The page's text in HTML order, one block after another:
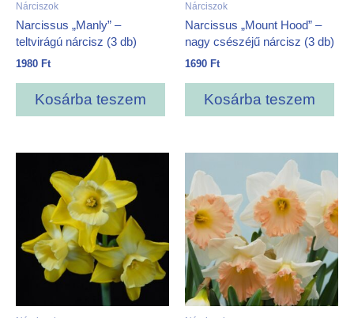
Nárciszok
Narcissus „Manly” –
teltvirágú nárcisz (3 db)
1980 Ft
Kosárba teszem
Nárciszok
Narcissus „Mount Hood” –
nagy csészéjű nárcisz (3 db)
1690 Ft
Kosárba teszem